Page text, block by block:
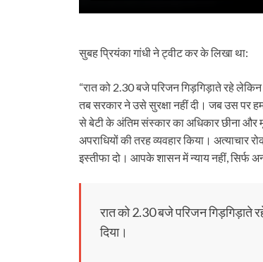
सुबह प्रियंका गांधी ने ट्वीट कर के लिखा था:
“रात को 2.30 बजे परिजन गिड़गिड़ाते रहे
तब सरकार ने उसे सुरक्षा नहीं दी। जब उस पर
से बेटी के अंतिम संस्कार का अधिकार छीना और
अपराधियों की तरह व्यवहार किया। अत्याचार
इस्तीफा दो। आपके शासन में न्याय नहीं, सिर्फ
रात को 2.30 बजे परिजन गिड़गिड़ाते
दिया।